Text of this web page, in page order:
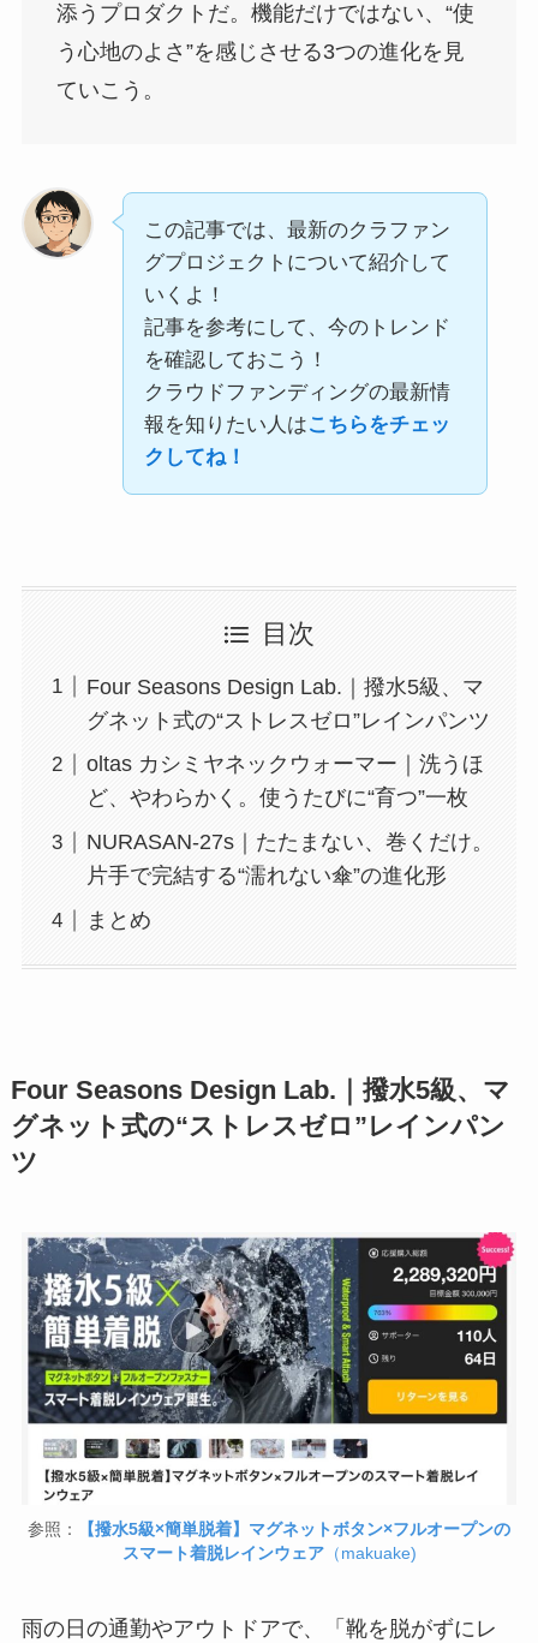
添うプロダクトだ。機能だけではない、“使
う心地のよさ”を感じさせる3つの進化を見
ていこう。
この記事では、最新のクラファン
グプロジェクトについて紹介して
いくよ！
記事を参考にして、今のトレンド
を確認しておこう！
クラウドファンディングの最新情
報を知りたい人はこちらをチェッ
クしてね！
目次
Four Seasons Design Lab.｜撥水5級、マ
グネット式の“ストレスゼロ”レインパンツ
oltas カシミヤネックウォーマー｜洗うほ
ど、やわらかく。使うたびに“育つ”一枚
NURASAN-27s｜たたまない、巻くだけ。
片手で完結する“濡れない傘”の進化形
まとめ
Four Seasons Design Lab.｜撥水5級、マ
グネット式の“ストレスゼロ”レインパン
ツ
参照：
【撥水5級×簡単脱着】マグネットボタン×フルオープンの
スマート着脱レインウェア（makuake)
雨の日の通勤やアウトドアで、「靴を脱がずにレ